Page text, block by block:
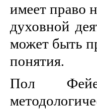
имеет право
духовной
может быть
понятия.
Пол